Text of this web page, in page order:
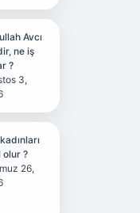
Avcı
ne iş
?
3,
olur ?
26,